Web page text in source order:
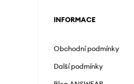
INFORMACE
Obchodní podmínky
Další podmínky